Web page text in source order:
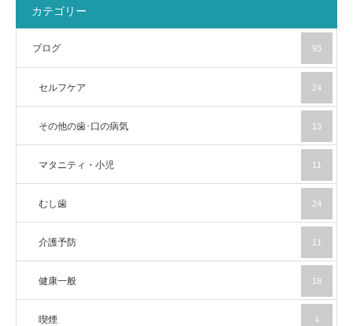
カテゴリー
ブログ 93
セルフケア 24
その他の歯･口の病気 13
マタニティ・小児 11
むし歯 24
介護予防 11
健康一般 18
喫煙 4